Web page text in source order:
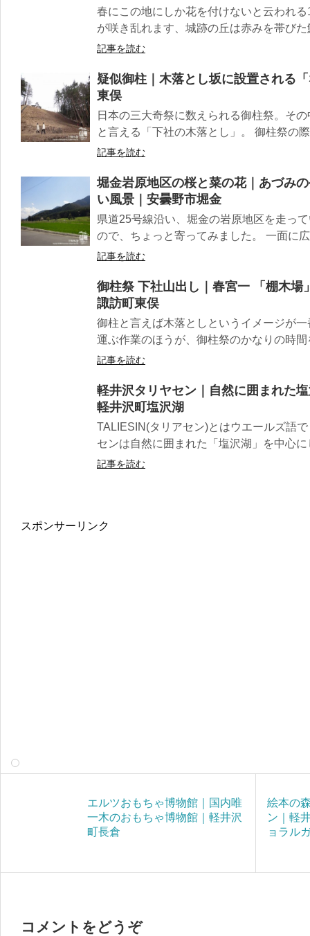
春にこの地にしか花を付けないと云われ
が咲き乱れます、城跡の丘は赤みを帯び
記事を読む
疑似御柱｜木落とし坂に設置される
東俣
日本の三大奇祭に数えられる御柱祭。そ
と言える「下社の木落とし」。 御柱祭の
記事を読む
堀金岩原地区の桜と菜の花｜あづみ
い風景｜安曇野市堀金
県道25号線沿い、堀金の岩原地区を走っ
ので、ちょっと寄ってみました。 一面に
記事を読む
御柱祭 下社山出し｜春宮一 「棚木場
諏訪町東俣
御柱と言えば木落としというイメージが
運ぶ作業のほうが、御柱祭のかなりの時
記事を読む
軽井沢タリヤセン｜自然に囲まれた
軽井沢町塩沢湖
TALIESIN(タリアセン)とはウエールズ語
センは自然に囲まれた「塩沢湖」を中心
記事を読む
スポンサーリンク
エルツおもちゃ博物館｜国内唯
一木のおもちゃ博物館｜軽井沢
町長倉
絵本の
ン｜軽
ョラル
コメントをどうぞ